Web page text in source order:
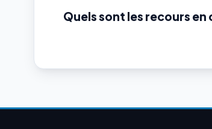
Quels sont les recours en